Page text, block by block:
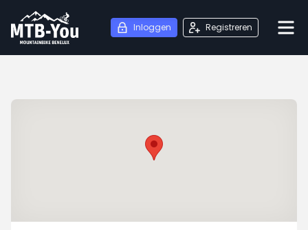
Inloggen Registreren